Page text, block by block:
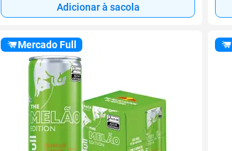
Adicionar à sacola
Mercado Full